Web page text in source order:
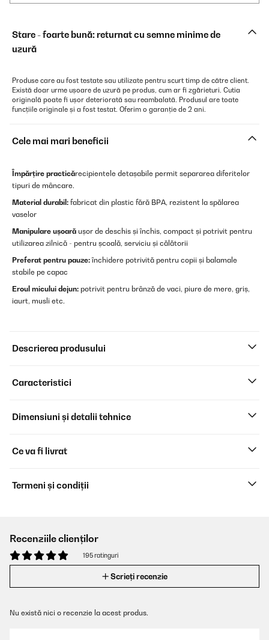
Stare - foarte bună: returnat cu semne minime de
uzură
Produse care au fost testate sau utilizate pentru scurt timp de către client.
Există doar urme ușoare de uzură pe produs, cum ar fi zgârieturi. Cutia
originală poate fi ușor deteriorată sau reambalată. Produsul are toate
funcțiile originale și a fost testat. Oferim o garanție de 2 ani.
Cele mai mari beneficii
Împărțire practicărecipientele detașabile permit separarea diferitelor
tipuri de mâncare.
Material durabil: fabricat din plastic fără BPA, rezistent la spălarea
vaselor
Manipulare ușoară ușor de deschis și închis, compact și potrivit pentru
utilizarea zilnică - pentru școală, serviciu și călătorii
Preferat pentru pauze:închidere potrivită pentru copii și balamale
stabile pe capac
Eroul micului dejun: potrivit pentru brânză de vaci, piure de mere, griș,
iaurt, musli etc.
Descrierea produsului
Caracteristici
Dimensiuni și detalii tehnice
Ce va fi livrat
Termeni și condiții
Recenziile clienților
195 ratinguri
Scrieți recenzie
Nu există nici o recenzie la acest produs.